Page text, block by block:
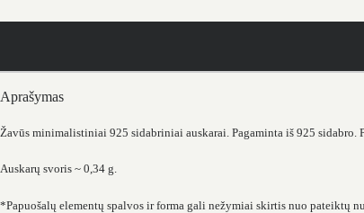
Aprašymas
Žavūs minimalistiniai 925 sidabriniai auskarai. Pagaminta iš 925 sidabro.
Auskarų svoris ~ 0,34 g.
*Papuošalų elementų spalvos ir forma gali nežymiai skirtis nuo pateiktų